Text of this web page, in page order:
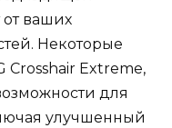
от ваших
Некоторые
Crosshair Extreme,
для
улучшенный